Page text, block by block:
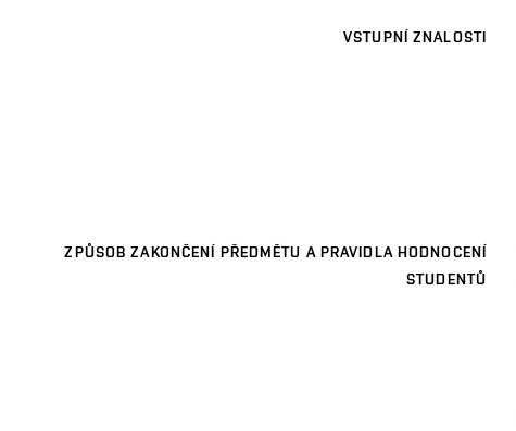
VSTUPNÍ ZNALOSTI
ZPŮSOB ZAKONČENÍ PŘEDMĚTU A PRAVIDLA HODNOCENÍ
STUDENTŮ